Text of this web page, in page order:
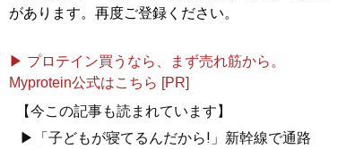
があります。再度ご登録ください。
▶ プロテイン買うなら、まず売れ筋から。
Myprotein公式はこちら [PR]
【今この記事も読まれています】
▶「子どもが寝てるんだから!」新幹線で通路